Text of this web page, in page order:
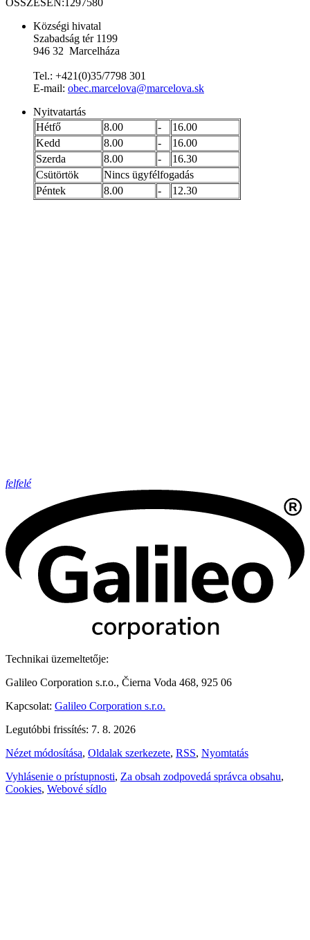
ÖSSZESEN:1297580
Községi hivatal
Szabadság tér 1199
946 32 Marcelháza
Tel.: +421(0)35/7798 301
E-mail: obec.marcelova@marcelova.sk
Nyitvatartás
Hétfő
8.00 -
16.00
Kedd
8.00 -
16.00
Szerda
8.00 -
16.30
Csütörtök
Nincs ügyfélfogadás
Péntek
8.00 - 12.30
felfelé
Technikai üzemeltetője:
Galileo Corporation s.r.o., Čierna Voda 468, 925 06
Kapcsolat: Galileo Corporation s.r.o.
Legutóbbi frissítés: 7. 8. 2026
Nézet módosítása, Oldalak szerkezete, RSS, Nyomtatás
Vyhlásenie o prístupnosti, Za obsah zodpovedá správca obsahu,
Cookies, Webové sídlo